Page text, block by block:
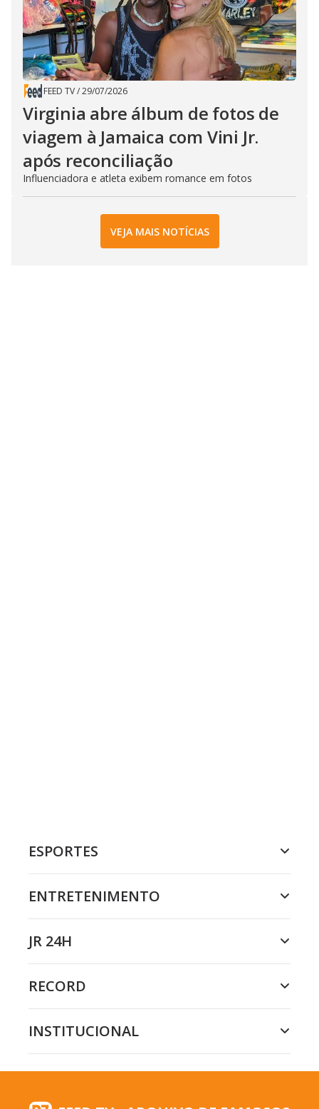
FEED TV/29/07/2026
Virginia abre álbum de fotos de
viagem à Jamaica com Vini Jr.
após reconciliação
Influenciadora e atleta exibem romance em fotos
VEJA MAIS NOTÍCIAS
ESPORTES
ENTRETENIMENTO
JR 24H
RECORD
INSTITUCIONAL